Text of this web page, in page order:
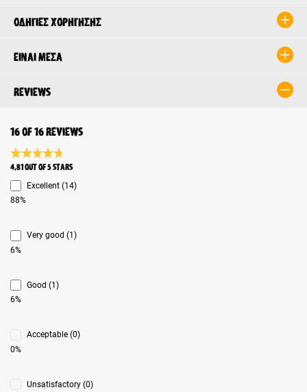
Οδηγίες χορήγησης
Είναι μέσα
Reviews
16 of 16 reviews
Average rating 4.8 of 5 Stars
4.81 out of 5 stars
Excellent (14)
88%
Very good (1)
6%
Good (1)
6%
Acceptable (0)
0%
Unsatisfactory (0)